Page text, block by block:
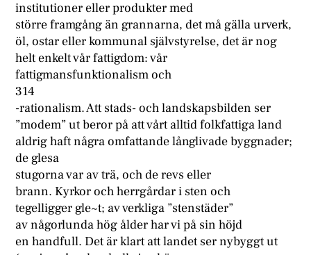
institutioner eller produkter med
större framgång än grannarna, det må gälla urverk,
öl, ostar eller kommunal självstyrelse, det är nog
helt enkelt vår fattigdom: vår
fattigmansfunktionalism och
314
-rationalism. Att stads- och landskapsbilden ser
”modem” ut beror på att vårt alltid folkfattiga land
aldrig haft några omfattande långlivade byggnader;
de glesa
stugorna var av trä, och de revs eller
brann. Kyrkor och herrgårdar i sten och
tegelligger gle~t; av verkliga ”stenstäder”
av någorlunda hög ålder har vi på sin höjd
en handfull. Det är klart att landet ser nybyggt ut